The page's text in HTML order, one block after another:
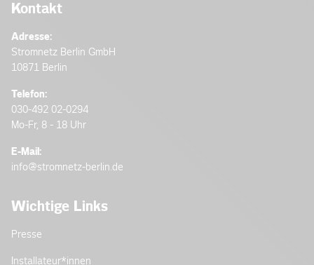
Kontakt
Adresse:
Stromnetz Berlin GmbH
10871 Berlin
Telefon:
030-492 02-0294
Mo-Fr, 8 - 18 Uhr
E-Mail:
info@stromnetz-berlin.de
Wichtige Links
Presse
Installateur­*innen